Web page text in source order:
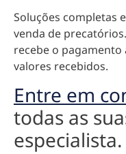
Soluções completas
venda de
recebe o
valores recebidos.
Entre em
todas as
especialista.